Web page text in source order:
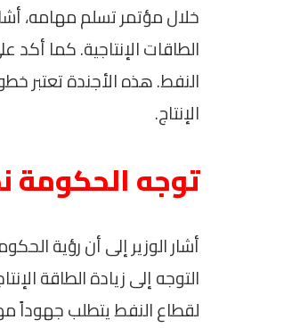
خلال مؤتمر تسلم مهامه،
الطاقات الإنتاجية. كما أكد
النفط. هذه الأجندة تعتبر
الإنتاج.
توجه الحكومة
أشار الوزير إلى أن رؤية
التوجه إلى زيادة الطاقة
لقطاع النفط يتطلب جهوداً